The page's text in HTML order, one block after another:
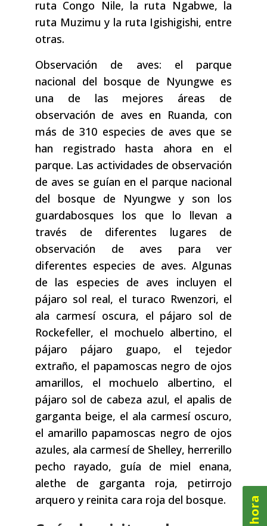
ruta Congo Nile, la ruta Ngabwe, la
ruta Muzimu y la ruta Igishigishi, entre
otras.
Observación de aves: el parque
nacional del bosque de Nyungwe es
una de las mejores áreas de
observación de aves en Ruanda, con
más de 310 especies de aves que se
han registrado hasta ahora en el
parque. Las actividades de observación
de aves se guían en el parque nacional
del bosque de Nyungwe y son los
guardabosques los que lo llevan a
través de diferentes lugares de
observación de aves para ver
diferentes especies de aves. Algunas
de las especies de aves incluyen el
pájaro sol real, el turaco Rwenzori, el
ala carmesí oscura, el pájaro sol de
Rockefeller, el mochuelo albertino, el
pájaro pájaro guapo, el tejedor
extraño, el papamoscas negro de ojos
amarillos, el mochuelo albertino, el
pájaro sol de cabeza azul, el apalis de
garganta beige, el ala carmesí oscuro,
el amarillo papamoscas negro de ojos
azules, ala carmesí de Shelley, herrerillo
pecho rayado, guía de miel enana,
alethe de garganta roja, petirrojo
arquero y reinita cara roja del bosque.